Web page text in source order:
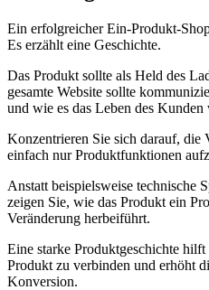
Ein erfolgreicher Ein-Produkt-
Es erzählt eine Geschichte.
Das Produkt sollte als Held des
gesamte Website sollte
und wie es das Leben des Kunden
Konzentrieren Sie sich darauf, die
einfach nur Produktfunktionen
Anstatt beispielsweise technische
zeigen Sie, wie das Produkt ein
Veränderung herbeiführt.
Eine starke Produktgeschichte
Produkt zu verbinden und erhöht
Konversion.